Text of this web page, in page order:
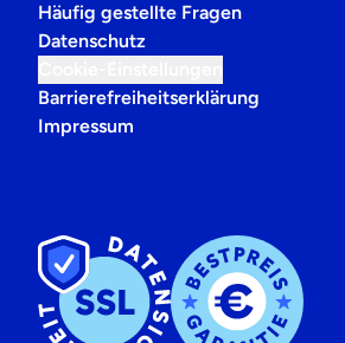
Häufig gestellte Fragen
Datenschutz
Barrierefreiheitserklärung
Impressum